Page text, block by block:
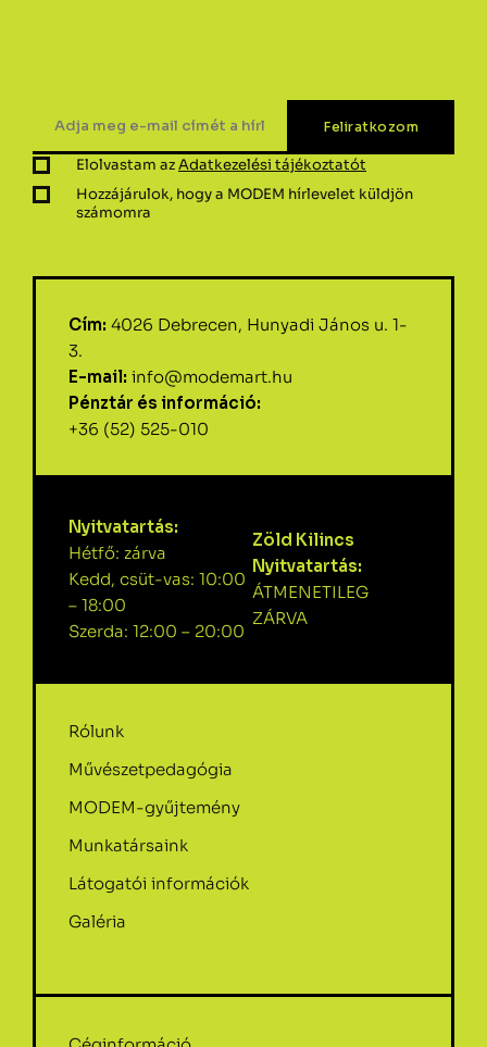
Elolvastam azAdatkezelési tájékoztatót
Hozzájárulok, hogy a MODEM hírlevelet küldjön
számomra
Cím: 4026 Debrecen, Hunyadi János u. 1-
3.
E-mail: info@modemart.hu
Pénztár és információ:
+36 (52) 525-010
Nyitvatartás:
Hétfő: zárva
Kedd, csüt-vas: 10:00
– 18:00
Szerda: 12:00 – 20:00
Zöld Kilincs
Nyitvatartás:
ÁTMENETILEG
ZÁRVA
Rólunk
Művészetpedagógia
MODEM-gyűjtemény
Munkatársaink
Látogatói információk
Galéria